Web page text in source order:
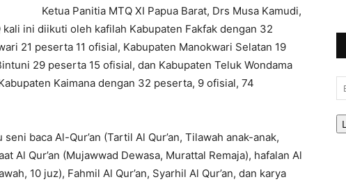
Ketua Panitia MTQ XI Papua Barat, Drs Musa Kamudi,
ini diikuti oleh kafilah Kabupaten Fakfak dengan 32
21 peserta 11 ofisial, Kabupaten Manokwari Selatan 19
29 peserta 15 ofisial, dan Kabupaten Teluk Wondama
Kaimana dengan 32 peserta, 9 ofisial, 74
baca Al-Qur’an (Tartil Al Qur’an, Tilawah anak-anak,
Al Qur’an (Mujawwad Dewasa, Murattal Remaja), hafalan Al
10 juz), Fahmil Al Qur’an, Syarhil Al Qur’an, dan karya